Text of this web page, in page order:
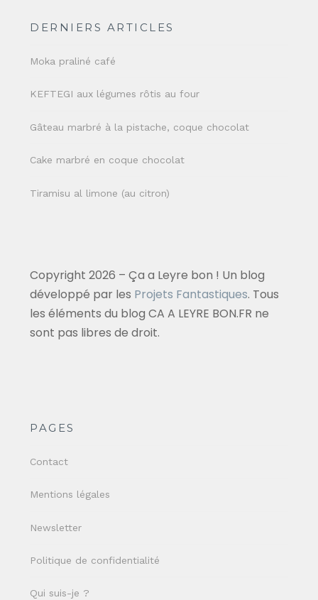
DERNIERS ARTICLES
Moka praliné café
KEFTEGI aux légumes rôtis au four
Gâteau marbré à la pistache, coque chocolat
Cake marbré en coque chocolat
Tiramisu al limone (au citron)
Copyright 2026 – Ça a Leyre bon ! Un blog
développé par les Projets Fantastiques. Tous
les éléments du blog CA A LEYRE BON.FR ne
sont pas libres de droit.
PAGES
Contact
Mentions légales
Newsletter
Politique de confidentialité
Qui suis-je ?